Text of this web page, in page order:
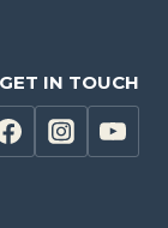
GET IN TOUCH